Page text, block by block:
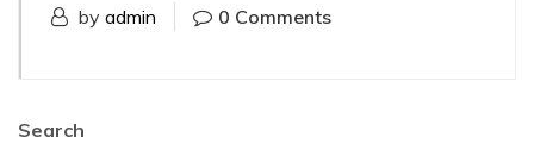
by admin 0 Comments
Search